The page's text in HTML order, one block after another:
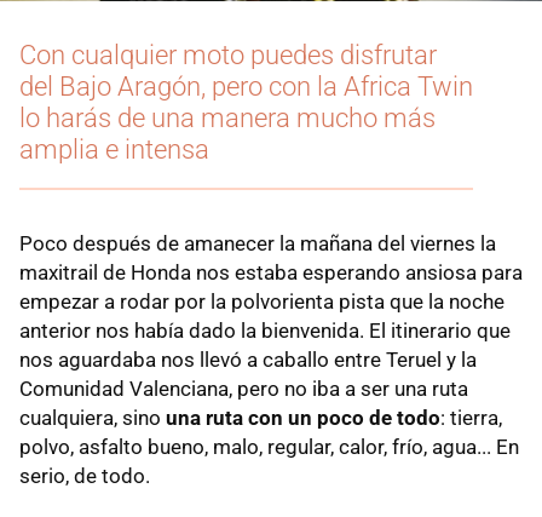
Con cualquier moto puedes disfrutar
del Bajo Aragón, pero con la Africa Twin
lo harás de una manera mucho más
amplia e intensa
Poco después de amanecer la mañana del viernes la
maxitrail de Honda nos estaba esperando ansiosa para
empezar a rodar por la polvorienta pista que la noche
anterior nos había dado la bienvenida. El itinerario que
nos aguardaba nos llevó a caballo entre Teruel y la
Comunidad Valenciana, pero no iba a ser una ruta
cualquiera, sino una ruta con un poco de todo: tierra,
polvo, asfalto bueno, malo, regular, calor, frío, agua... En
serio, de todo.